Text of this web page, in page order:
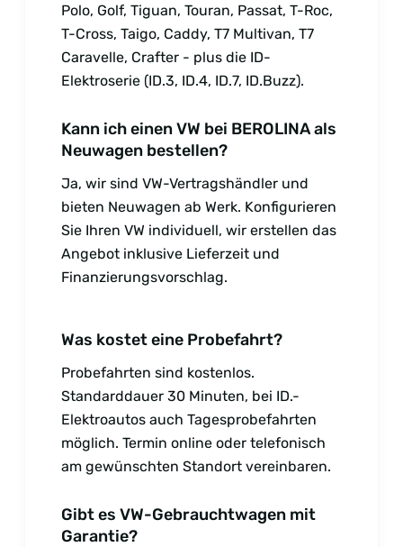
Polo, Golf, Tiguan, Touran, Passat, T-Roc,
T-Cross, Taigo, Caddy, T7 Multivan, T7
Caravelle, Crafter - plus die ID-
Elektroserie (ID.3, ID.4, ID.7, ID.Buzz).
Kann ich einen VW bei BEROLINA als
Neuwagen bestellen?
Ja, wir sind VW-Vertragshändler und
bieten Neuwagen ab Werk. Konfigurieren
Sie Ihren VW individuell, wir erstellen das
Angebot inklusive Lieferzeit und
Finanzierungsvorschlag.
Was kostet eine Probefahrt?
Probefahrten sind kostenlos.
Standarddauer 30 Minuten, bei ID.-
Elektroautos auch Tagesprobefahrten
möglich. Termin online oder telefonisch
am gewünschten Standort vereinbaren.
Gibt es VW-Gebrauchtwagen mit
Garantie?